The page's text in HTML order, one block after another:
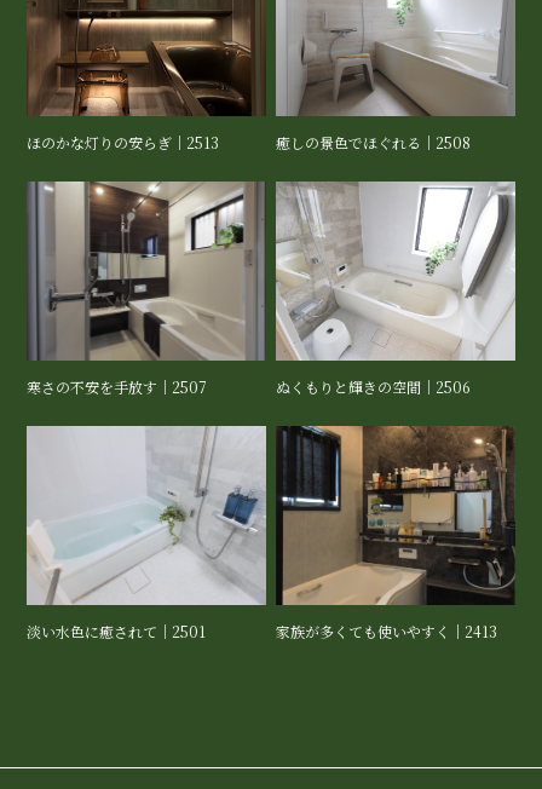
ほのかな灯りの安らぎ｜2513 癒しの景色でほぐれる｜2508
寒さの不安を手放す｜2507 ぬくもりと輝きの空間｜2506
淡い水色に癒されて｜2501 家族が多くても使いやすく｜2413